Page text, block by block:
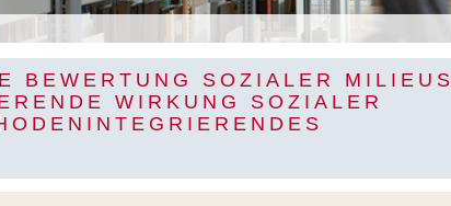
BEWERTUNG SOZIALER MILIEUS
WIRKUNG SOZIALER